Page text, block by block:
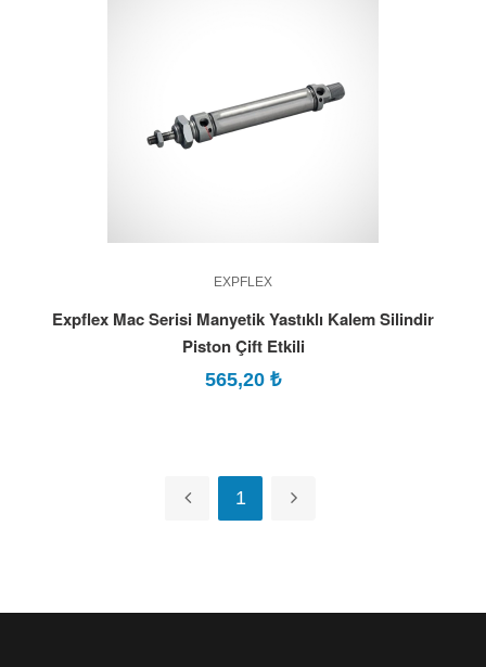
EXPFLEX
Expflex Mac Serisi Manyetik Yastıklı Kalem Silindir
Piston Çift Etkili
565,20 ₺
1